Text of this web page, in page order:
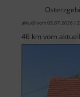
aktuell vom 05.07.2026 /
46 km vom